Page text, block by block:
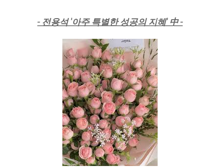
- 전용석 '아주 특별한 성공의 지혜' 中 -